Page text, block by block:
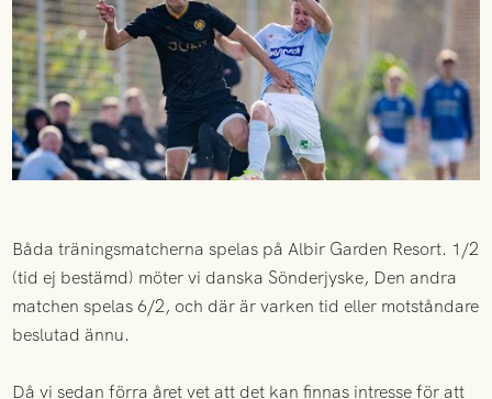
Båda träningsmatcherna spelas på Albir Garden Resort. 1/2
(tid ej bestämd) möter vi danska Sönderjyske, Den andra
matchen spelas 6/2, och där är varken tid eller motståndare
beslutad ännu.
Då vi sedan förra året vet att det kan finnas intresse för att